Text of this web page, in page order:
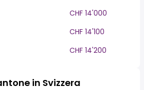
CHF 14'000
CHF 14'100
CHF 14'200
in Svizzera